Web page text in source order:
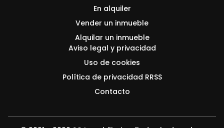
En alquiler
Vender un inmueble
Alquilar un inmueble
Aviso legal y privacidad
Uso de cookies
Política de privacidad RRSS
Contacto